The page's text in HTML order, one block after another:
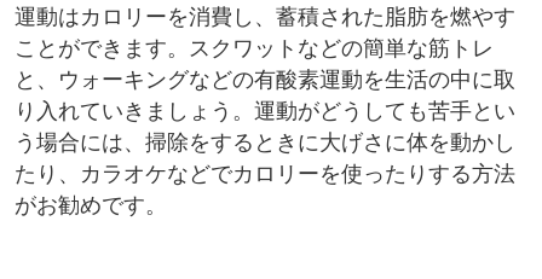
運動はカロリーを消費し、蓄積された脂肪を燃やす
ことができます。スクワットなどの簡単な筋トレ
と、ウォーキングなどの有酸素運動を生活の中に取
り入れていきましょう。運動がどうしても苦手とい
う場合には、掃除をするときに大げさに体を動かし
たり、カラオケなどでカロリーを使ったりする方法
がお勧めです。